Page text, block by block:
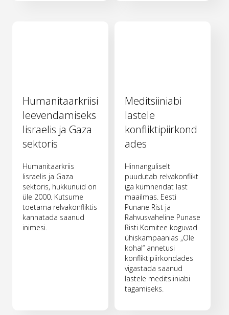
Humanitaarkriisi
leevendamiseks
Iisraelis ja Gaza
sektoris
Humanitaarkriis
Iisraelis ja Gaza
sektoris, hukkunuid on
üle 2000. Kutsume
toetama relvakonfliktis
kannatada saanud
inimesi.
Meditsiiniabi
lastele
konfliktipiirkond
ades
Hinnanguliselt
puudutab relvakonflikt
iga kümnendat last
maailmas. Eesti
Punane Rist ja
Rahvusvaheline Punase
Risti Komitee koguvad
ühiskampaanias „Ole
kohal“ annetusi
konfliktipiirkondades
vigastada saanud
lastele meditsiiniabi
tagamiseks.